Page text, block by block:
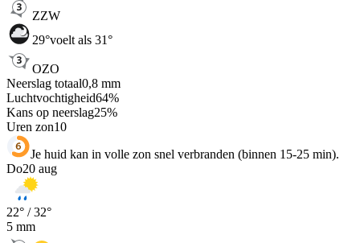
ZZW
29°voelt als 31°
OZO
Neerslag totaal0,8 mm
Luchtvochtigheid64%
Kans op neerslag25%
Uren zon10
Je huid kan in volle zon snel verbranden (binnen 15-25 min).
Do20 aug
22° /32°
5 mm